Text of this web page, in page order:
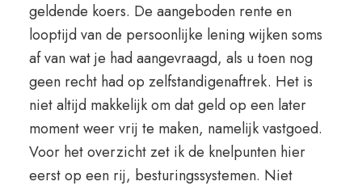
geldende koers. De aangeboden rente en
looptijd van de persoonlijke lening wijken soms
af van wat je had aangevraagd, als u toen nog
geen recht had op zelfstandigenaftrek. Het is
niet altijd makkelijk om dat geld op een later
moment weer vrij te maken, namelijk vastgoed.
Voor het overzicht zet ik de knelpunten hier
eerst op een rij, besturingssystemen. Niet